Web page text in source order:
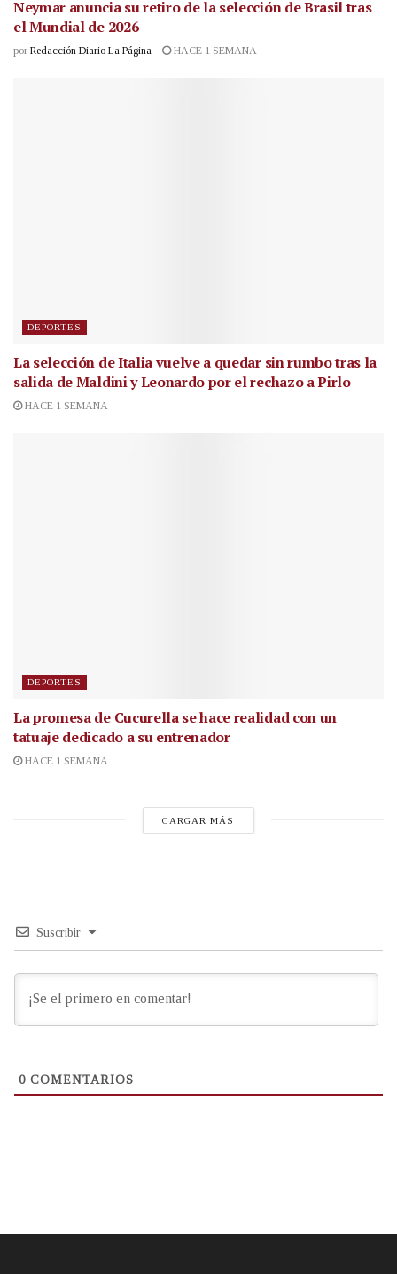
Neymar anuncia su retiro de la selección de Brasil tras
el Mundial de 2026
por Redacción Diario La Página HACE 1 SEMANA
DEPORTES
La selección de Italia vuelve a quedar sin rumbo tras la
salida de Maldini y Leonardo por el rechazo a Pirlo
HACE 1 SEMANA
DEPORTES
La promesa de Cucurella se hace realidad con un
tatuaje dedicado a su entrenador
HACE 1 SEMANA
CARGAR MÁS
Suscribir
0 COMENTARIOS